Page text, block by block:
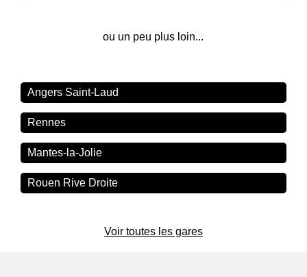
ou un peu plus loin...
Angers Saint-Laud
Rennes
Mantes-la-Jolie
Rouen Rive Droite
Voir toutes les gares